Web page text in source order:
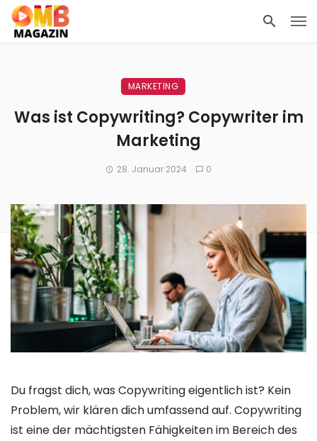
MARKETING
Was ist Copywriting? Copywriter im
Marketing
28. Januar 2024 0
Du fragst dich, was Copywriting eigentlich ist? Kein
Problem, wir klären dich umfassend auf. Copywriting
ist eine der mächtigsten Fähigkeiten im Bereich des